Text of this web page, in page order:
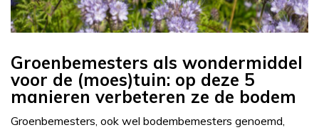
Groenbemesters als wondermiddel
voor de (moes)tuin: op deze 5
manieren verbeteren ze de bodem
Groenbemesters, ook wel bodembemesters genoemd,